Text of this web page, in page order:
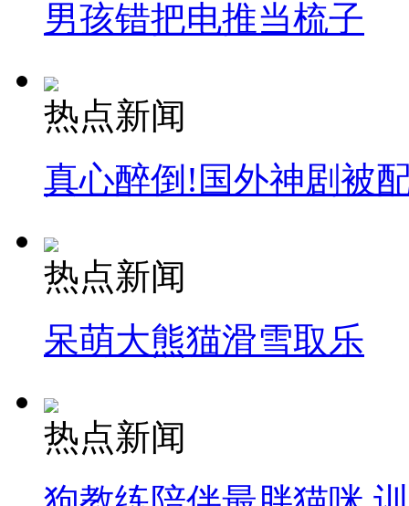
男孩错把电推当梳子
热点新闻
真心醉倒!国外神剧被
热点新闻
呆萌大熊猫滑雪取乐
热点新闻